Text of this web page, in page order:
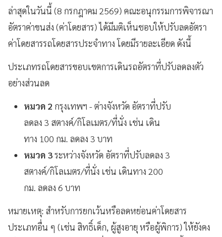
ล่าสุดในวันนี้ (8 กรกฎาคม 2569) คณะอนุกรรมการพิจารณา
อัตราค่าขนส่ง (ค่าโดยสาร) ได้มีมติเห็นชอบให้ปรับลดอัตรา
ค่าโดยสารรถโดยสารประจำทาง โดยมีรายละเอียด ดังนี้
ประเภทรถโดยสารขอบเขตการเดินรถอัตราที่ปรับลดลงตัว
อย่างส่วนลด
หมวด 2 กรุงเทพฯ - ต่างจังหวัด อัตราที่ปรับ
ลดลง 3 สตางค์/กิโลเมตร/ที่นั่ง เช่น เดิน
ทาง 100 กม. ลดลง 3 บาท
หมวด 3ระหว่างจังหวัด อัตราที่ปรับลดลง 3
สตางค์/กิโลเมตร/ที่นั่ง เช่น เดินทาง 200
กม. ลดลง 6 บาท
หมายเหตุ: สำหรับการยกเว้นหรือลดหย่อนค่าโดยสาร
ประเภทอื่น ๆ (เช่น สิทธิ์เด็ก, ผู้สูงอายุ หรือผู้พิการ) ให้ยังคง